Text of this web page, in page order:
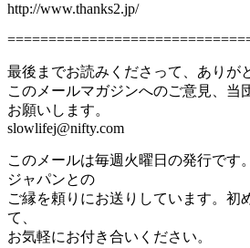
http://www.thanks2.jp/
最後までお読みくださって、ありが
このメールマガジンへのご意見、当
お願いします。
slowlifej@nifty.com
このメールは毎週火曜日の発行です
ジャパンとの
ご縁を頼りにお送りしています。初
て、
お気軽にお付き合いください。